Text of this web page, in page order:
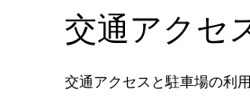
交通アクセ
交通アクセスと駐車場の利